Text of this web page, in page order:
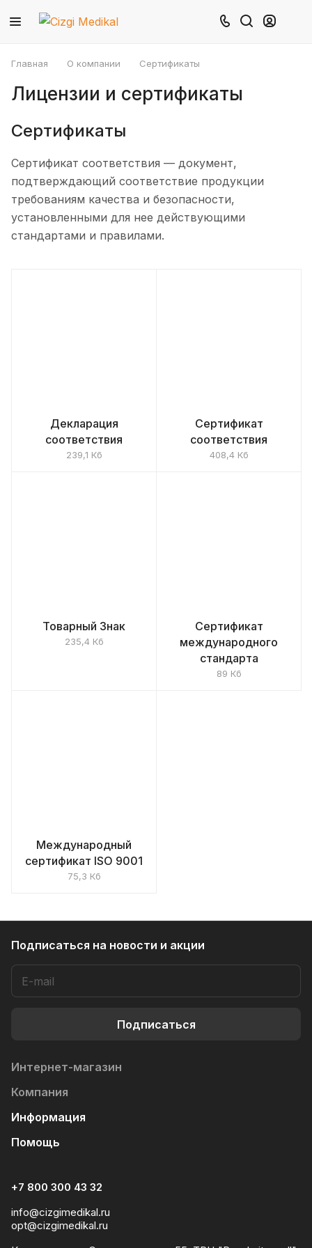
Главная О компании Сертификаты
Лицензии и сертификаты
Сертификаты
Сертификат соответствия — документ,
подтверждающий соответствие продукции
требованиям качества и безопасности,
установленными для нее действующими
стандартами и правилами.
Декларация
соответствия
239,1 Кб
Сертификат
соответствия
408,4 Кб
Товарный Знак
235,4 Кб
Сертификат
международного
стандарта
89 Кб
Международный
сертификат ISO 9001
75,3 Кб
Подписаться на новости и акции
Подписаться
Интернет-магазин
Компания
Информация
Помощь
+7 800 300 43 32
info@cizgimedikal.ru
opt@cizgimedikal.ru